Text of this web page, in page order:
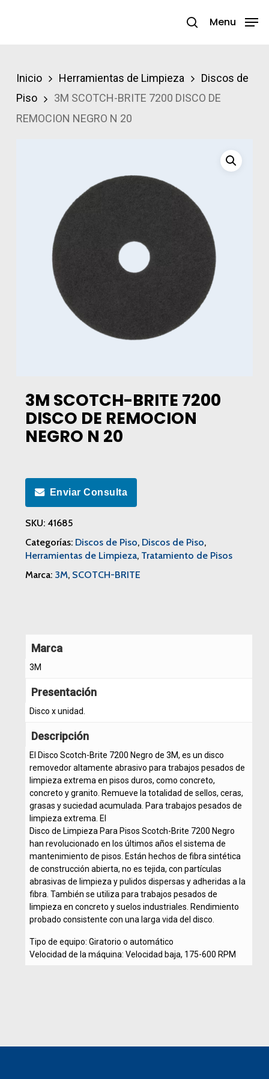
search
Menu
Inicio Herramientas de Limpieza
Discos de
Piso
3M SCOTCH-BRITE 7200 DISCO DE
REMOCION NEGRO N 20
3M SCOTCH-BRITE 7200
DISCO DE REMOCION
NEGRO N 20
Enviar Consulta
SKU: 41685
Categorías: Discos de Piso, Discos de Piso,
Herramientas de Limpieza, Tratamiento de Pisos
Marca: 3M, SCOTCH-BRITE
Marca
3M
Presentación
Disco x unidad.
Descripción
El Disco Scotch-Brite 7200 Negro de 3M, es un disco
removedor altamente abrasivo para trabajos pesados de
limpieza extrema en pisos duros, como concreto,
concreto y granito. Remueve la totalidad de sellos, ceras,
grasas y suciedad acumulada. Para trabajos pesados de
limpieza extrema. El
Disco de Limpieza Para Pisos Scotch-Brite 7200 Negro
han revolucionado en los últimos años el sistema de
mantenimiento de pisos. Están hechos de fibra sintética
de construcción abierta, no es tejida, con partículas
abrasivas de limpieza y pulidos dispersas y adheridas a la
fibra. También se utiliza para trabajos pesados de
limpieza en concreto y suelos industriales. Rendimiento
probado consistente con una larga vida del disco.
Tipo de equipo: Giratorio o automático
Velocidad de la máquina: Velocidad baja, 175-600 RPM